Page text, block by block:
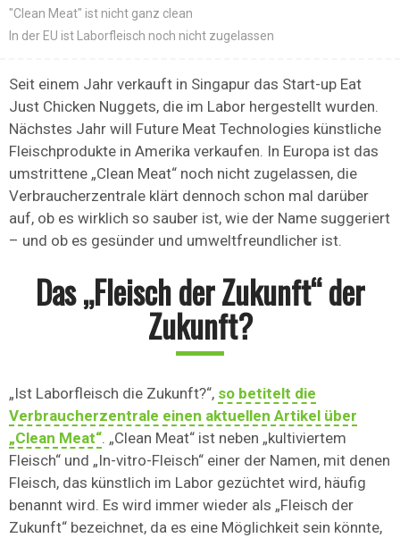
"Clean Meat" ist nicht ganz clean
In der EU ist Laborfleisch noch nicht zugelassen
Seit einem Jahr verkauft in Singapur das Start-up Eat
Just Chicken Nuggets, die im Labor hergestellt wurden.
Nächstes Jahr will Future Meat Technologies künstliche
Fleischprodukte in Amerika verkaufen. In Europa ist das
umstrittene „Clean Meat“ noch nicht zugelassen, die
Verbraucherzentrale klärt dennoch schon mal darüber
auf, ob es wirklich so sauber ist, wie der Name suggeriert
– und ob es gesünder und umweltfreundlicher ist.
Das „Fleisch der Zukunft“ der
Zukunft?
„Ist Laborfleisch die Zukunft?“, so betitelt die
Verbraucherzentrale einen aktuellen Artikel über
„Clean Meat“. „Clean Meat“ ist neben „kultiviertem
Fleisch“ und „In-vitro-Fleisch“ einer der Namen, mit denen
Fleisch, das künstlich im Labor gezüchtet wird, häufig
benannt wird. Es wird immer wieder als „Fleisch der
Zukunft“ bezeichnet, da es eine Möglichkeit sein könnte,